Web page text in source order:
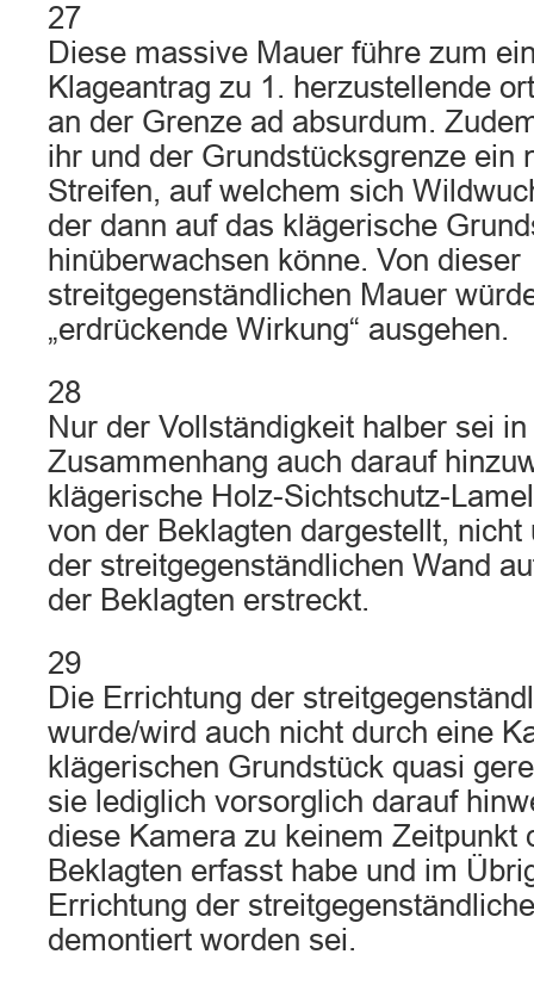
27
Diese massive Mauer führe zum
Klageantrag zu 1. herzustellende
an der Grenze ad absurdum.
ihr und der Grundstücksgrenze ein
Streifen, auf welchem sich
der dann auf das klägerische
hinüberwachsen könne. Von dieser
streitgegenständlichen Mauer
„erdrückende Wirkung“ ausgehen.
28
Nur der Vollständigkeit halber sei
Zusammenhang auch darauf
klägerische Holz-Sichtschutz-
von der Beklagten dargestellt,
der streitgegenständlichen Wand
der Beklagten erstreckt.
29
Die Errichtung der
wurde/wird auch nicht durch eine
klägerischen Grundstück quasi
sie lediglich vorsorglich darauf
diese Kamera zu keinem Zeitpunkt
Beklagten erfasst habe und im
Errichtung der
demontiert worden sei.